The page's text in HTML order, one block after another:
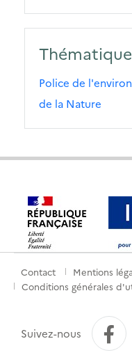
Police de
de la Nature
Menu
pied
Contact
Mentions
Conditions générales
Suivez-nous